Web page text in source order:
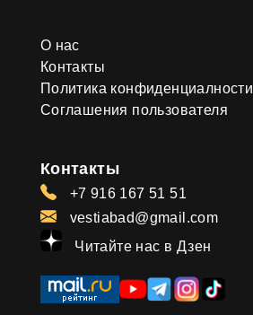
О нас
Контакты
Политика конфиденциалности
Соглашения пользователя
Контакты
+7 916 167 51 51
vestiabad@gmail.com
Читайте нас в Дзен